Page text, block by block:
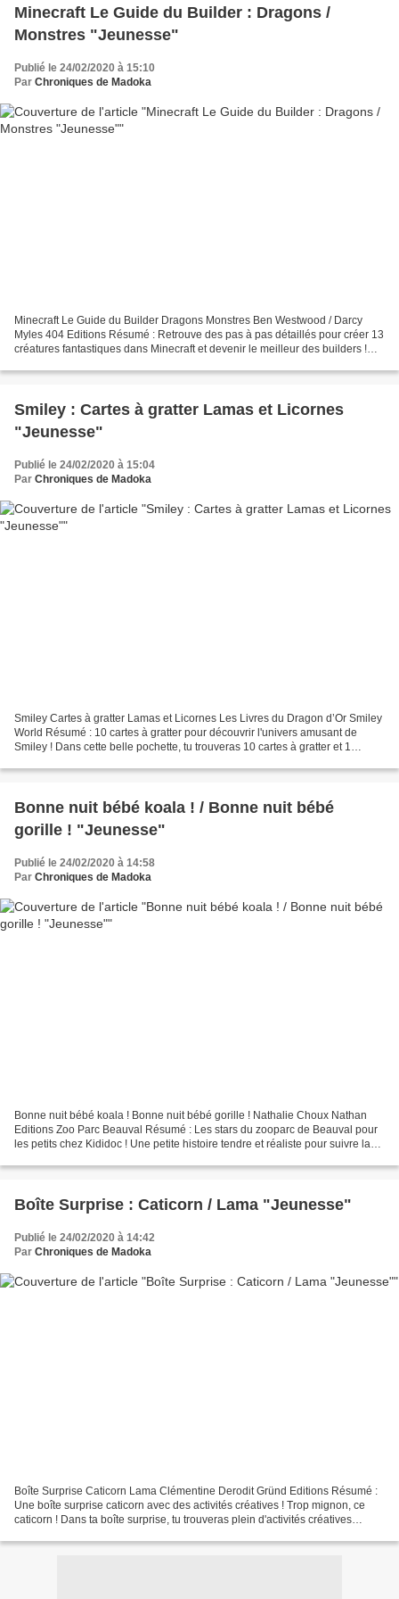
Minecraft Le Guide du Builder : Dragons /
Monstres "Jeunesse"
Publié le 24/02/2020 à 15:10
Par Chroniques de Madoka
Minecraft Le Guide du Builder Dragons Monstres Ben Westwood / Darcy
Myles 404 Editions Résumé : Retrouve des pas à pas détaillés pour créer 13
créatures fantastiques dans Minecraft et devenir le meilleur des builders !
Smiley : Cartes à gratter Lamas et Licornes
"Jeunesse"
Publié le 24/02/2020 à 15:04
Par Chroniques de Madoka
Smiley Cartes à gratter Lamas et Licornes Les Livres du Dragon d’Or Smiley
World Résumé : 10 cartes à gratter pour découvrir l'univers amusant de
Smiley ! Dans cette belle pochette, tu trouveras 10 cartes à gratter et 1
Bonne nuit bébé koala ! / Bonne nuit bébé
gorille ! "Jeunesse"
Publié le 24/02/2020 à 14:58
Par Chroniques de Madoka
Bonne nuit bébé koala ! Bonne nuit bébé gorille ! Nathalie Choux Nathan
Editions Zoo Parc Beauval Résumé : Les stars du zooparc de Beauval pour
les petits chez Kididoc ! Une petite histoire tendre et réaliste pour suivre la
Boîte Surprise : Caticorn / Lama "Jeunesse"
Publié le 24/02/2020 à 14:42
Par Chroniques de Madoka
Boîte Surprise Caticorn Lama Clémentine Derodit Gründ Editions Résumé :
Une boîte surprise caticorn avec des activités créatives ! Trop mignon, ce
caticorn ! Dans ta boîte surprise, tu trouveras plein d'activités créatives